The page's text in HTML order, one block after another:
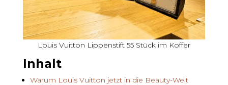
Louis Vuitton Lippenstift 55 Stück im Koffer
Inhalt
Warum Louis Vuitton jetzt in die Beauty-Welt